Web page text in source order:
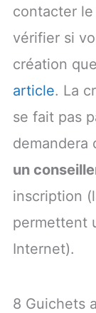
contacter le
vérifier si
création
article. La
se fait pas
demandera
un
inscription
permettent
Internet).
8 Guichets